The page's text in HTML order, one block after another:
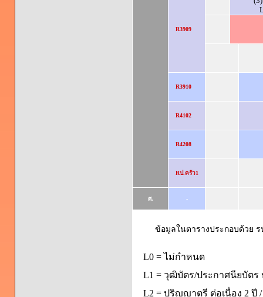
R3909
R3910
R4102
R4208
Rป.ครัว1
ศ. -
ข้อมูลในตารางประกอบด้วย
L0 = ไม่กำหนด
L1 = วุฒิบัตร/ประกาศนียบัตร
L2 = ปริญญาตรี ต่อเนื่อง 2 ปี